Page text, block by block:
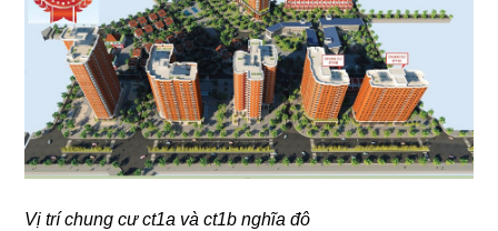
Vị trí chung cư ct1a và ct1b nghĩa đô